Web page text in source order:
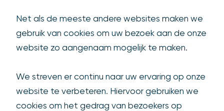
Net als de meeste andere websites maken we
gebruik van cookies om uw bezoek aan de onze
website zo aangenaam mogelijk te maken.
We streven er continu naar uw ervaring op onze
website te verbeteren. Hiervoor gebruiken we
cookies om het gedrag van bezoekers op